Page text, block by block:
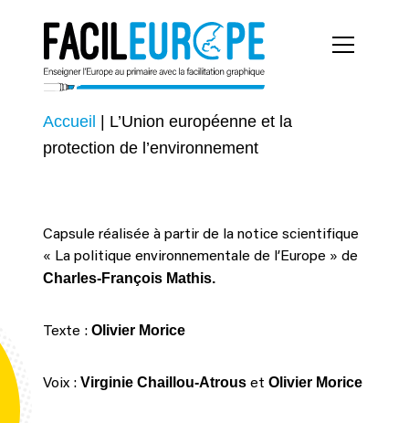
Accueil
L’Union européenne et la
protection de l’environnement
Capsule réalisée à partir de la notice scientifique
« La politique environnementale de l’Europe » de
Charles-François Mathis.
Texte : Olivier Morice
Voix : Virginie Chaillou-Atrous et Olivier Morice